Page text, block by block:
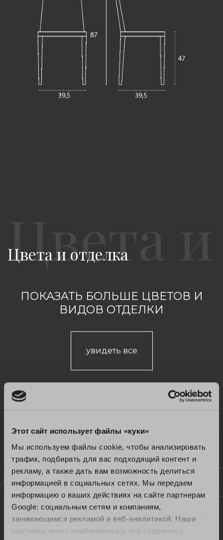
Этот сайт использует файлы «куки»
Мы используем файлы cookie, чтобы анализировать
трафик, подбирать для вас подходящий контент и
рекламу, а также дать вам возможность делиться
информацией в социальных сетях. Мы передаем
информацию о ваших действиях на сайте партнерам
Google: социальным сетям и компаниям,
занимающимся рекламой и веб-аналитикой. Наши
партнеры могут комбинировать эти сведения с
Цвета и отделка
ПОКАЗАТЬ БОЛЬШЕ ЦВЕТОВ И
ВИДОВ ОТДЕЛКИ
увидеть все
Сертифицированное
качество